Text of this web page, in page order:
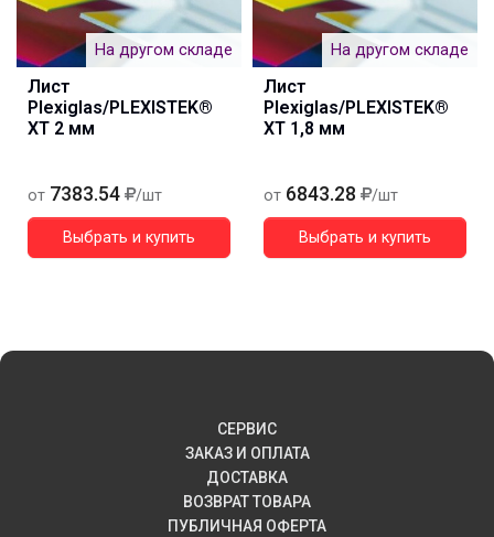
На другом складе
Лист
Plexiglas/PLEXISTEK®
XT 2 мм
от 7383.54 /шт
Выбрать и купить
На другом складе
Лист
Plexiglas/PLEXISTEK®
XT 1,8 мм
от 6843.28 /шт
Выбрать и купить
СЕРВИС
ЗАКАЗ И ОПЛАТА
ДОСТАВКА
ВОЗВРАТ ТОВАРА
ПУБЛИЧНАЯ ОФЕРТА